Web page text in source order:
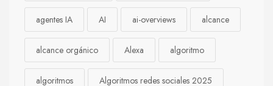
agentes IA AI ai-overviews alcance
alcance orgánico Alexa algoritmo
algoritmos Algoritmos redes sociales 2025